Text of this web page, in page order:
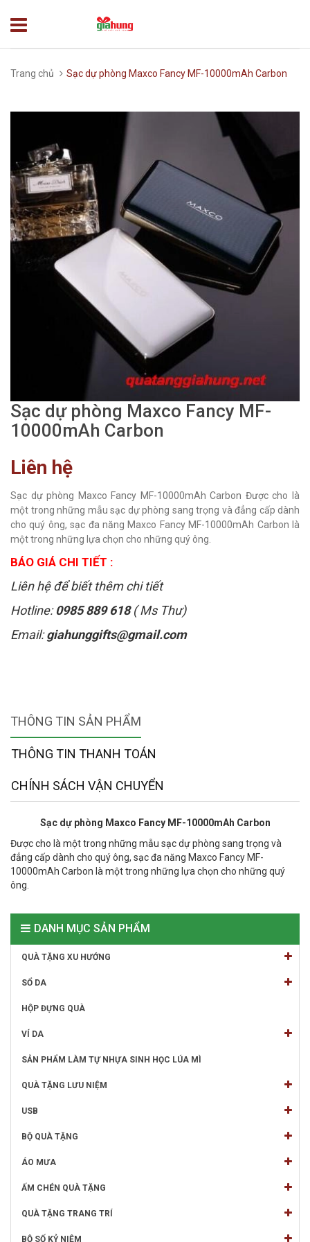
Trang chủ Sạc dự phòng Maxco Fancy MF-10000mAh Carbon
Sạc dự phòng Maxco Fancy MF-
10000mAh Carbon
Liên hệ
Sạc dự phòng Maxco Fancy MF-10000mAh Carbon Được cho là
một trong những mẫu sạc dự phòng sang trọng và đẳng cấp dành
cho quý ông, sạc đa năng Maxco Fancy MF-10000mAh Carbon là
một trong những lựa chọn cho những quý ông.
BÁO GIÁ CHI TIẾT :
Liên hệ để biết thêm chi tiết
Hotline:0985 889 618( Ms Thư)
Email:giahunggifts@gmail.com
THÔNG TIN SẢN PHẨM
THÔNG TIN THANH TOÁN
CHÍNH SÁCH VẬN CHUYỂN
Sạc dự phòng Maxco Fancy MF-10000mAh Carbon
Được cho là một trong những mẫu sạc dự phòng sang trọng và
đẳng cấp dành cho quý ông, sạc đa năng Maxco Fancy MF-
10000mAh Carbon là một trong những lựa chọn cho những quý
ông.
DANH MỤC SẢN PHẨM
QUÀ TẶNG XU HƯỚNG
SỔ DA
HỘP ĐỰNG QUÀ
VÍ DA
SẢN PHẨM LÀM TỰ NHỰA SINH HỌC LÚA MÌ
QUÀ TẶNG LƯU NIỆM
USB
BỘ QUÀ TẶNG
ÁO MƯA
ẤM CHÉN QUÀ TẶNG
QUÀ TẶNG TRANG TRÍ
BỘ SỐ KỶ NIỆM